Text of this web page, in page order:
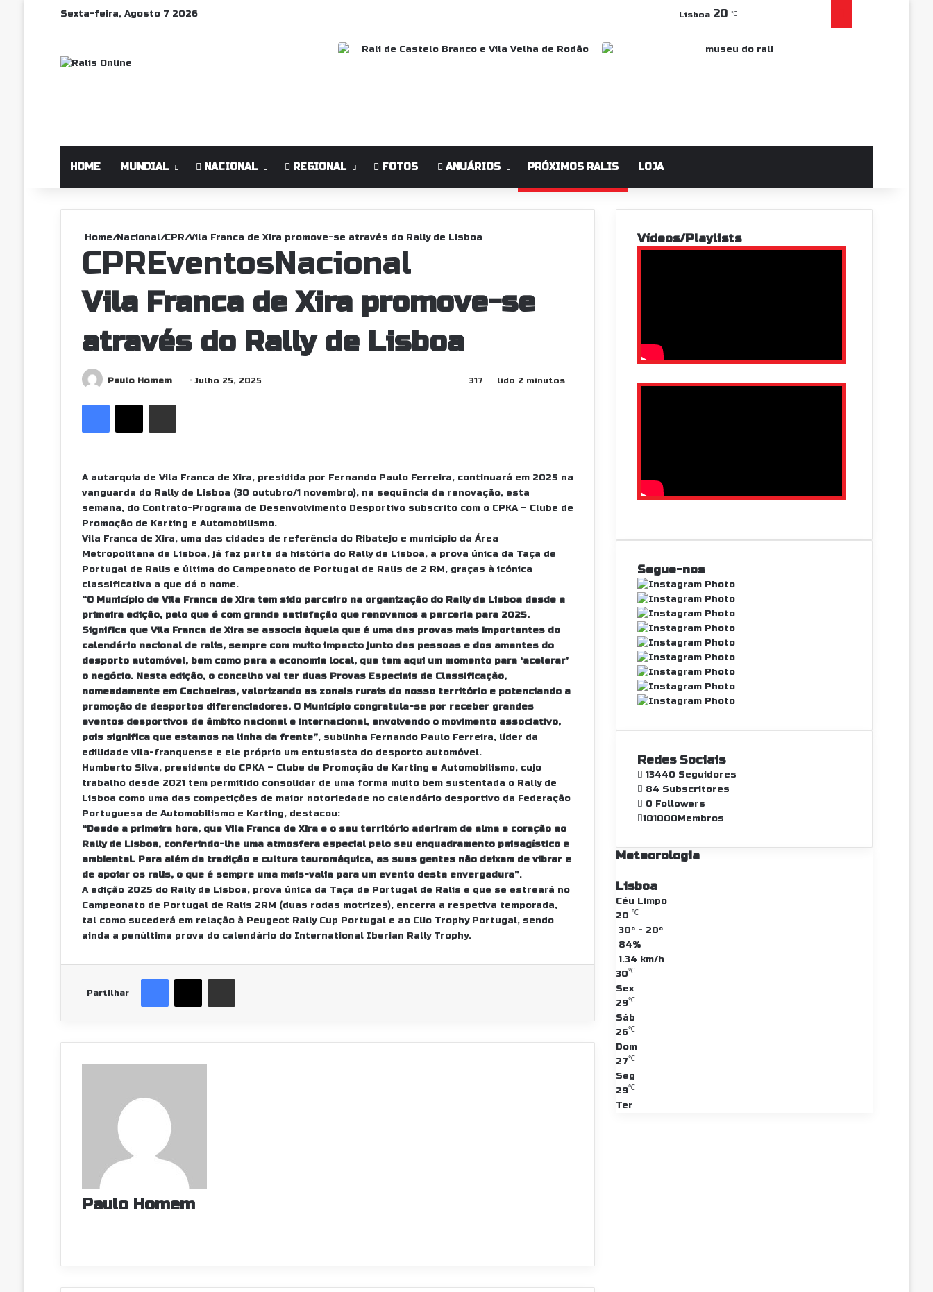
Sexta-feira, Agosto 7 2026 Lisboa 20 ℃
HOME MUNDIAL NACIONAL REGIONAL FOTOS ANUÁRIOS PRÓXIMOS RALIS LOJA
Home/Nacional/CPR/Vila Franca de Xira promove-se através do Rally de Lisboa
CPREventosNacional
Vila Franca de Xira promove-se
através do Rally de Lisboa
Paulo Homem
SendJulho 25, 2025 317 lido 2 minutos
Facebook
X Partilhar Via Email
A autarquia de Vila Franca de Xira, presidida por Fernando Paulo Ferreira, continuará em 2025 na
vanguarda do Rally de Lisboa (30 outubro/1 novembro), na sequência da renovação, esta
semana, do Contrato-Programa de Desenvolvimento Desportivo subscrito com o CPKA – Clube de
Promoção de Karting e Automobilismo.
Vila Franca de Xira, uma das cidades de referência do Ribatejo e município da Área
Metropolitana de Lisboa, já faz parte da história do Rally de Lisboa, a prova única da Taça de
Portugal de Ralis e última do Campeonato de Portugal de Ralis de 2 RM, graças à icónica
classificativa a que dá o nome.
“O Município de Vila Franca de Xira tem sido parceiro na organização do Rally de Lisboa desde a
primeira edição, pelo que é com grande satisfação que renovamos a parceria para 2025.
Significa que Vila Franca de Xira se associa àquela que é uma das provas mais importantes do
calendário nacional de ralis, sempre com muito impacto junto das pessoas e dos amantes do
desporto automóvel, bem como para a economia local, que tem aqui um momento para ‘acelerar’
o negócio. Nesta edição, o concelho vai ter duas Provas Especiais de Classificação,
nomeadamente em Cachoeiras, valorizando as zonais rurais do nosso território e potenciando a
promoção de desportos diferenciadores. O Município congratula-se por receber grandes
eventos desportivos de âmbito nacional e internacional, envolvendo o movimento associativo,
pois significa que estamos na linha da frente”, sublinha Fernando Paulo Ferreira, líder da
edilidade vila-franquense e ele próprio um entusiasta do desporto automóvel.
Humberto Silva, presidente do CPKA – Clube de Promoção de Karting e Automobilismo, cujo
trabalho desde 2021 tem permitido consolidar de uma forma muito bem sustentada o Rally de
Lisboa como uma das competições de maior notoriedade no calendário desportivo da Federação
Portuguesa de Automobilismo e Karting, destacou:
“Desde a primeira hora, que Vila Franca de Xira e o seu território aderiram de alma e coração ao
Rally de Lisboa, conferindo-lhe uma atmosfera especial pelo seu enquadramento paisagístico e
ambiental. Para além da tradição e cultura tauromáquica, as suas gentes não deixam de vibrar e
de apoiar os ralis, o que é sempre uma mais-valia para um evento desta envergadura”.
A edição 2025 do Rally de Lisboa, prova única da Taça de Portugal de Ralis e que se estreará no
Campeonato de Portugal de Ralis 2RM (duas rodas motrizes), encerra a respetiva temporada,
tal como sucederá em relação à Peugeot Rally Cup Portugal e ao Clio Trophy Portugal, sendo
ainda a penúltima prova do calendário do International Iberian Rally Trophy.
Partilhar
Facebook
X Partilhar Via Email
Paulo Homem
Vídeos/Playlists
Segue-nos
Redes Sociais
13440 Seguidores
84 Subscritores
0 Followers
101000Membros
Meteorologia
Lisboa
Céu Limpo
20 ℃
30º - 20º
84%
1.34 km/h
30℃
Sex
29℃
Sáb
26℃
Dom
27℃
Seg
29℃
Ter